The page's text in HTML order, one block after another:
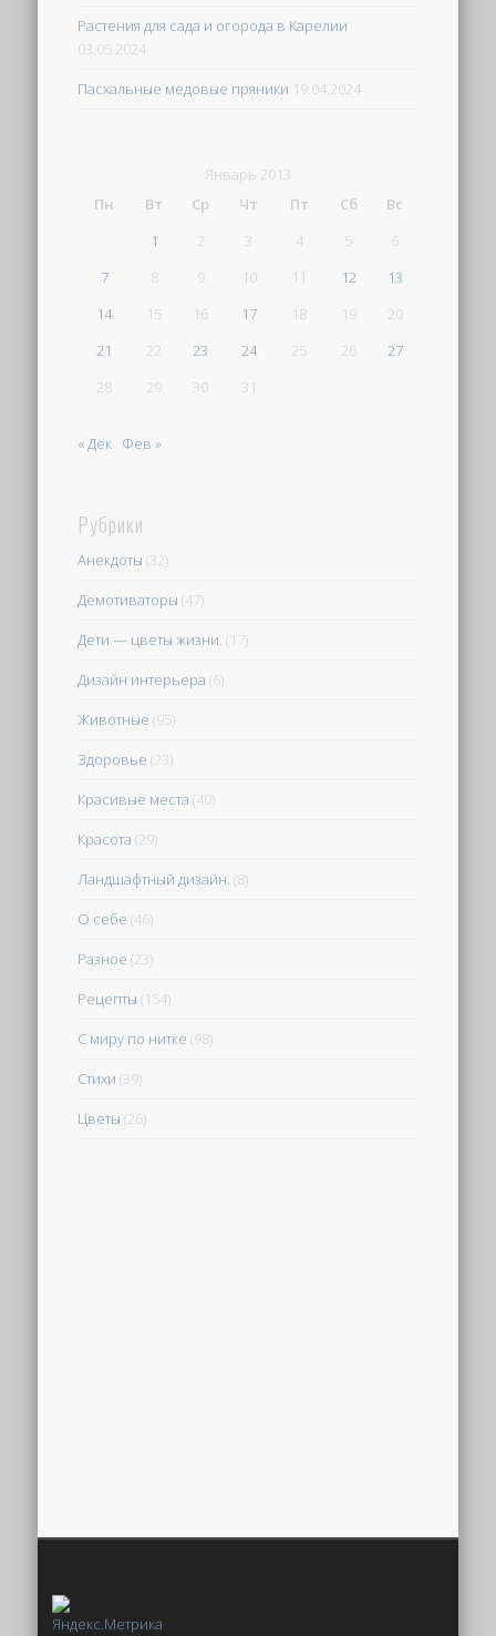
Растения для сада и огорода в Карелии
03.05.2024
Пасхальные медовые пряники 19.04.2024
Январь 2013
Пн
Вт Ср Чт Пт Сб
Вс
1
2 3 4 5
6
7
8 9 10 11 12
13
14
15 16 17 18 19
20
21
22 23 24 25 26
27
28
29 30 31
« Дек Фев »
Рубрики
Анекдоты (32)
Демотиваторы (47)
Дети — цветы жизни. (17)
Дизайн интерьера (6)
Животные (95)
Здоровье (23)
Красивые места (40)
Красота (29)
Ландшафтный дизайн. (8)
О себе (46)
Разное (23)
Рецепты (154)
С миру по нитке (98)
Стихи (39)
Цветы (26)